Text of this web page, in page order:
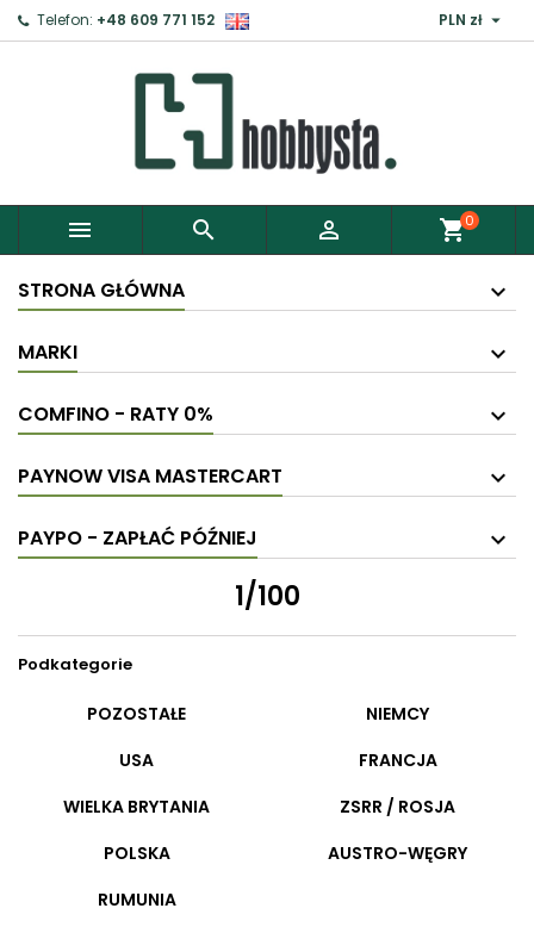
Telefon: +48 609 771 152 PLN zł 
   shopping_cart0
STRONA GŁÓWNA
MARKI
COMFINO - RATY 0%
PAYNOW VISA MASTERCART
PAYPO - ZAPŁAĆ PÓŹNIEJ
1/100
Podkategorie
POZOSTAŁE
NIEMCY
USA
FRANCJA
WIELKA BRYTANIA
ZSRR / ROSJA
POLSKA
AUSTRO-WĘGRY
RUMUNIA
Zaloguj ×
Aby zapisać produkty do Schowka, musisz się
Anuluj Zaloguj